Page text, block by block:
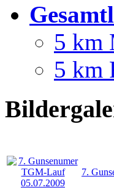
5 km
5 km
7.